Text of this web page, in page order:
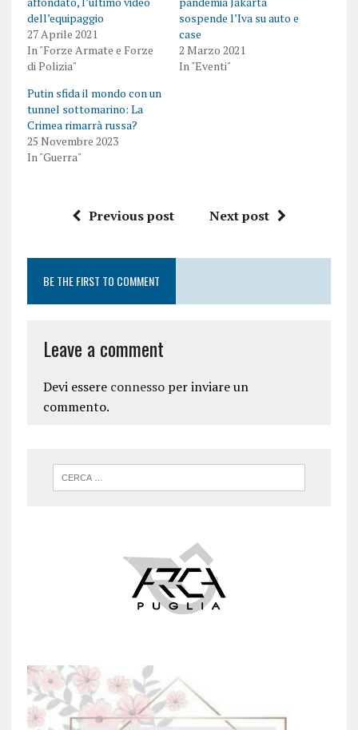
dell’equipaggio
27 Aprile 2021
In "Forze Armate e Forze
di Polizia"
sospende l’Iva su auto e
case
2 Marzo 2021
In "Eventi"
Putin sfida il mondo con un
tunnel sottomarino: La
Crimea rimarrà russa?
25 Novembre 2023
In "Guerra"
Previous post Next post
BE THE FIRST TO COMMENT
Leave a comment
Devi essere connessoper inviare un
commento.